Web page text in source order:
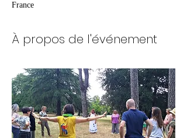
France
À propos de l'événement